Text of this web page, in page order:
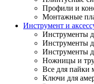
Профили и
Монтажные
Инструмент и
Инструменты
Инструменты
Инструменты
Ножницы и
Все для пайки
Ключи для